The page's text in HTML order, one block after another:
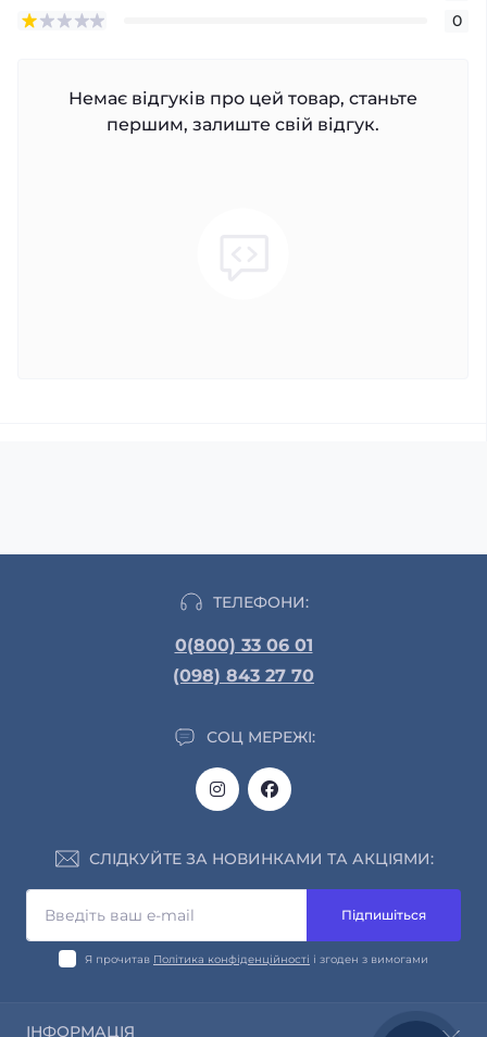
0
Немає відгуків про цей товар, станьте
першим, залиште свій відгук.
ТЕЛЕФОНИ:
0(800) 33 06 01
(098) 843 27 70
СОЦ МЕРЕЖІ:
СЛІДКУЙТЕ ЗА НОВИНКАМИ ТА АКЦІЯМИ:
Підпишіться
Я прочитав Політика конфіденційності і згоден з вимогами
ІНФОРМАЦІЯ